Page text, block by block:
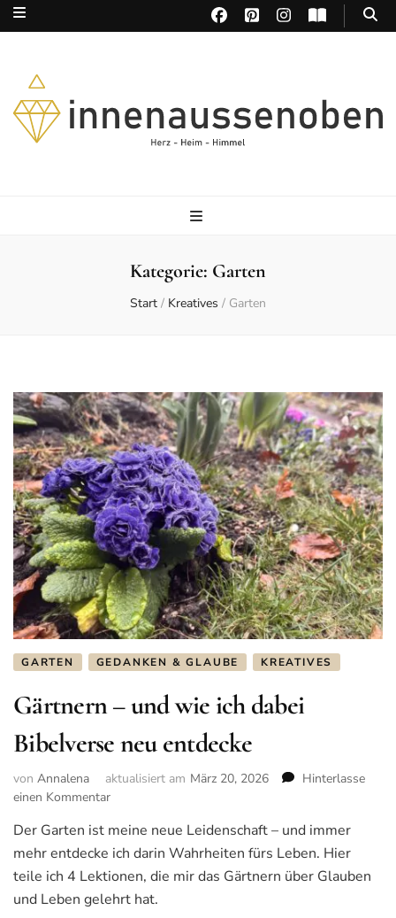
Kategorie: Garten
Start / Kreatives / Garten
GARTEN GEDANKEN & GLAUBE KREATIVES
Gärtnern – und wie ich dabei
Bibelverse neu entdecke
von Annalena aktualisiert am März 20, 2026
Hinterlasse
einen Kommentar
–
und
wie
ich
dabei
Der Garten ist meine neue Leidenschaft – und immer
mehr entdecke ich darin Wahrheiten fürs Leben. Hier
teile ich 4 Lektionen, die mir das Gärtnern über Glauben
und Leben gelehrt hat.